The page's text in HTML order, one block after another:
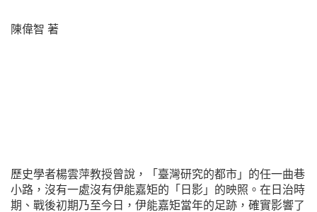
陳偉智 著
歷史學者楊雲萍教授曾說，「臺灣研究的都市」的任一曲巷
小路，沒有一處沒有伊能嘉矩的「日影」的映照。在日治時
期、戰後初期乃至今日，伊能嘉矩當年的足跡，確實影響了